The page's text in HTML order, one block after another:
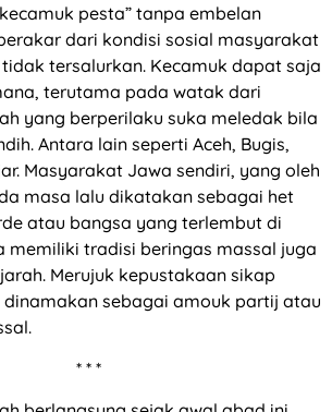
pesta” tanpa embelan
dari kondisi sosial masyarakat
tersalurkan. Kecamuk dapat saja
terutama pada watak dari
yang berperilaku suka meledak bila
Antara lain seperti Aceh, Bugis,
Masyarakat Jawa sendiri, yang oleh
masa lalu dikatakan sebagai het
atau bangsa yang terlembut di
memiliki tradisi beringas massal juga
Merujuk kepustakaan sikap
dinamakan sebagai amouk partij atau
* * *